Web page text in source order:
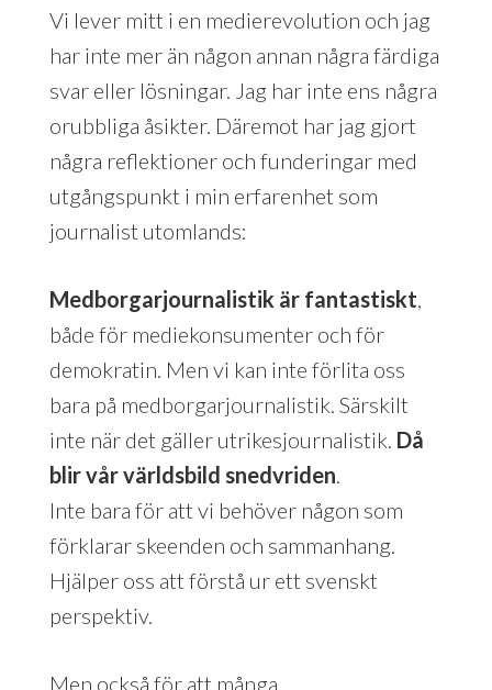
Vi lever mitt i en medierevolution och jag
har inte mer än någon annan några färdiga
svar eller lösningar. Jag har inte ens några
orubbliga åsikter. Däremot har jag gjort
några reflektioner och funderingar med
utgångspunkt i min erfarenhet som
journalist utomlands:
Medborgarjournalistik är fantastiskt
både för mediekonsumenter och för
demokratin. Men vi kan inte förlita oss
bara på medborgarjournalistik. Särskilt
inte när det gäller utrikesjournalistik. Då
blir vår världsbild snedvriden
Inte bara för att vi behöver någon som
förklarar skeenden och sammanhang.
Hjälper oss att förstå ur ett svenskt
perspektiv.
Men också för att många